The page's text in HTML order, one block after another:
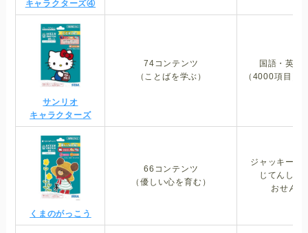
子どもとあそぶ・学ぶ
おもいでを残す
おでかけをする
キャラクターズ④
サンリオ
キャラクターズ
74コンテンツ
（ことばを学ぶ）
国語・英語
（4000項目）
くまのがっこう
66コンテンツ
（優しい心を育む）
ジャッキーの
じてんしゃ
おせん